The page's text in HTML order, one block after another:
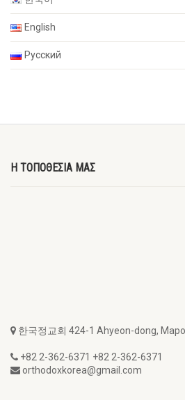
English
Русский
Η ΤΟΠΟΘΕΣΙΑ ΜΑΣ
한국정교회 424-1 Ahyeon-dong,
+82 2-362-6371 +82 2-362-6371
orthodoxkorea@gmail.com